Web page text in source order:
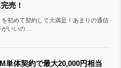
売！
初めて契約して大満足！あまりの通信
いいの ...
単体契約で最大20,000円相当